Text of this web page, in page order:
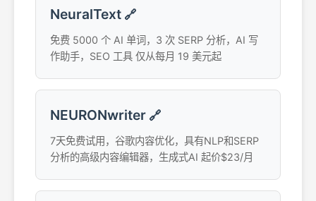
NeuralText 🔗
免费 5000 个 AI 单词，3 次 SERP 分析，AI 写
作助手，SEO 工具 仅从每月 19 美元起
NEURONwriter 🔗
7天免费试用，谷歌内容优化，具有NLP和SERP
分析的高级内容编辑器，生成式AI 起价$23/月